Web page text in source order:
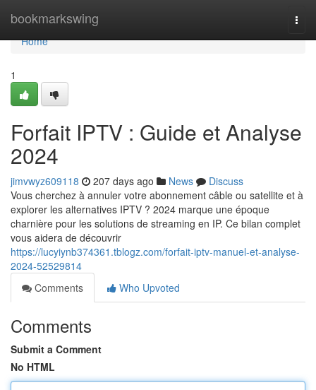
bookmarkswing
Home
Home
1
Forfait IPTV : Guide et Analyse
2024
jimvwyz609118 207 days ago News
Discuss
Vous cherchez à annuler votre abonnement câble ou satellite et à
explorer les alternatives IPTV ? 2024 marque une époque
charnière pour les solutions de streaming en IP. Ce bilan complet
vous aidera de découvrir
https://lucyiynb374361.tblogz.com/forfait-iptv-manuel-et-analyse-
2024-52529814
Comments
Who Upvoted
Comments
Submit a Comment
No HTML